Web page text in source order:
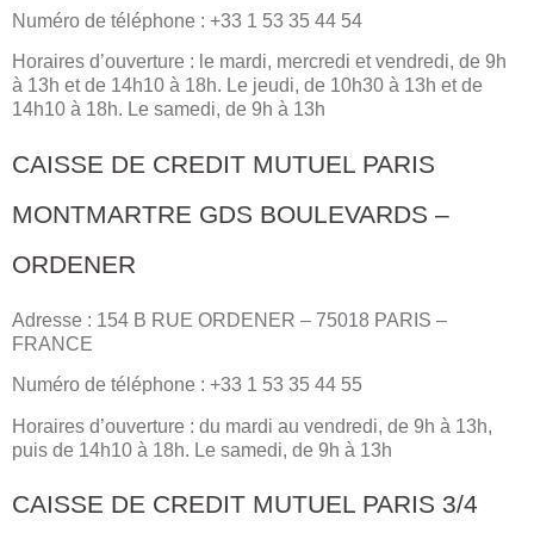
Numéro de téléphone : +33 1 53 35 44 54
Horaires d’ouverture : le mardi, mercredi et vendredi, de 9h
à 13h et de 14h10 à 18h. Le jeudi, de 10h30 à 13h et de
14h10 à 18h. Le samedi, de 9h à 13h
CAISSE DE CREDIT MUTUEL PARIS
MONTMARTRE GDS BOULEVARDS –
ORDENER
Adresse : 154 B RUE ORDENER – 75018 PARIS –
FRANCE
Numéro de téléphone : +33 1 53 35 44 55
Horaires d’ouverture : du mardi au vendredi, de 9h à 13h,
puis de 14h10 à 18h. Le samedi, de 9h à 13h
CAISSE DE CREDIT MUTUEL PARIS 3/4